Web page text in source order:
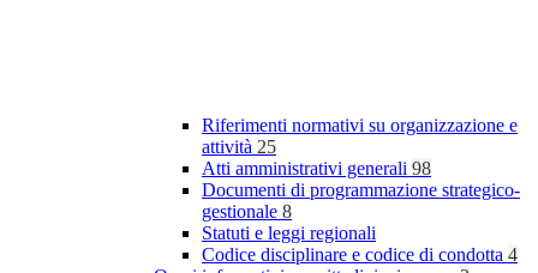
Riferimenti normativi su organizzazione e
attività 25
Atti amministrativi generali 98
Documenti di programmazione strategico-
gestionale 8
Statuti e leggi regionali
Codice disciplinare e codice di condotta 4